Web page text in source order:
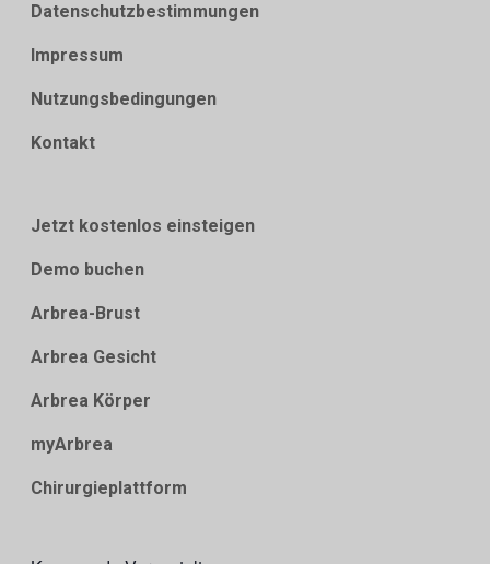
Datenschutzbestimmungen
Impressum
Nutzungsbedingungen
Kontakt
Jetzt kostenlos einsteigen
Demo buchen
Arbrea-Brust
Arbrea Gesicht
Arbrea Körper
myArbrea
Chirurgieplattform